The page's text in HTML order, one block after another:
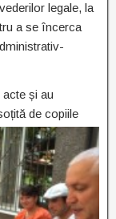
legale, la
a se încerca
și au
de copiile